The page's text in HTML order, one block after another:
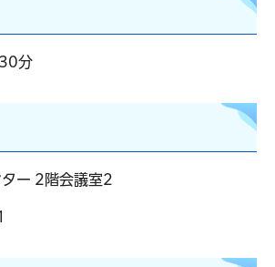
分
ー 2階会議室2